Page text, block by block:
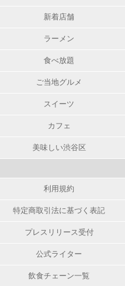
新着店舗
ラーメン
食べ放題
ご当地グルメ
スイーツ
カフェ
美味しい渋谷区
利用規約
特定商取引法に基づく表記
プレスリリース受付
公式ライター
飲食チェーン一覧